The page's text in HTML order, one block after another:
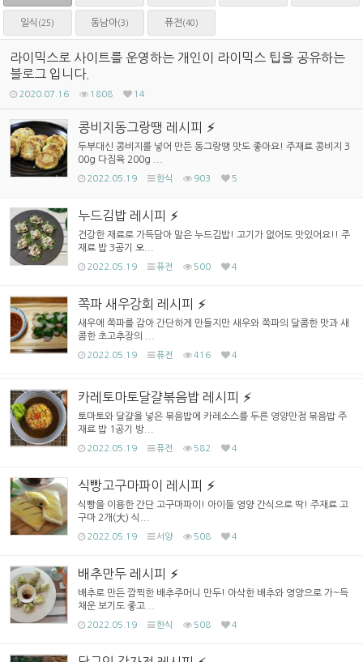
일식 (25) 동남아(3) 퓨전 (40)
라이믹스로 사이트를 운영하는 개인이 라이믹스 팁을 공유하는
블로그 입니다.
2020.07.16 1808 14
콩비지동그랑땡 레시피
두부대신 콩비지를 넣어 만든 동그랑땡 맛도 좋아요! 주재료 콩비지 3
00g 다짐육 200g ...
2022.05.19 한식 903 5
누드김밥 레시피
건강한 재료로 가득담아 말은 누드김밥! 고기가 없어도 맛있어요!! 주
재료 밥 3공기 오...
2022.05.19 퓨전 500 4
쪽파 새우강회 레시피
새우에 쪽파를 감아 간단하게 만들지만 새우와 쪽파의 달콤한 맛과 새
콤한 초고추장의 ...
2022.05.19 퓨전 416 4
카레토마토달걀볶음밥 레시피
토마토와 달걀을 넣은 볶음밥에 카레소스를 두른 영양만점 볶음밥 주
재료 밥 1공기 방...
2022.05.19 퓨전 582 4
식빵고구마파이 레시피
식빵을 이용한 간단 고구마파이! 아이들 영양 간식으로 딱! 주재료 고
구마 2개(大) 식...
2022.05.19 서양 508 4
배추만두 레시피
배추로 만든 깜찍한 배추주머니 만두! 아삭한 배추와 영양으로 가~득
채운 보기도 좋고...
2022.05.19 한식 508 4